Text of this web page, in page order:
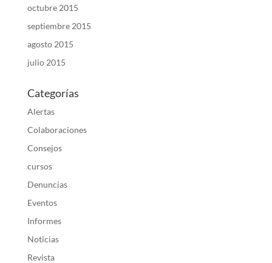
octubre 2015
septiembre 2015
agosto 2015
julio 2015
Categorías
Alertas
Colaboraciones
Consejos
cursos
Denuncias
Eventos
Informes
Noticias
Revista